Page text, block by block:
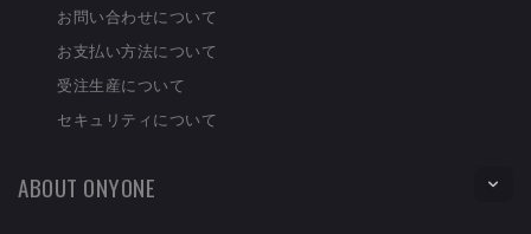
お問い合わせについて
お支払い方法について
受注生産について
セキュリティについて
ABOUT ONYONE